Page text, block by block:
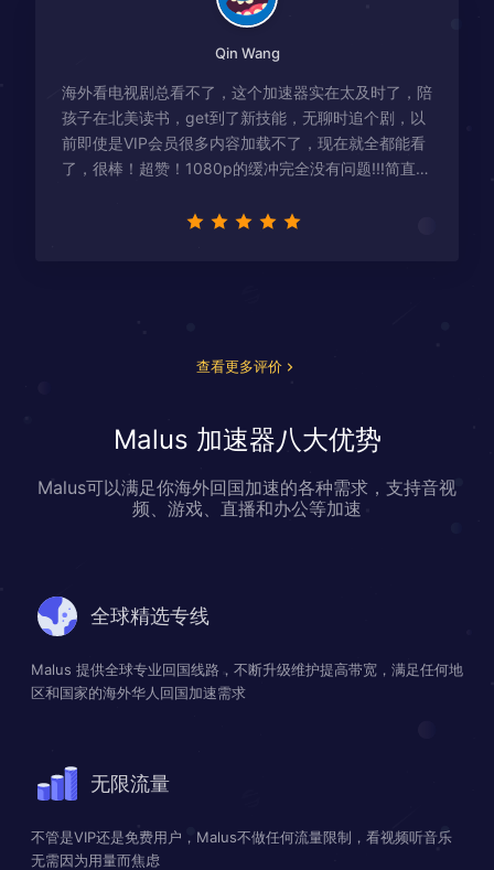
Qin Wang
海外看电视剧总看不了，这个加速器实在太及时了，陪
孩子在北美读书，get到了新技能，无聊时追个剧，以
前即使是VIP会员很多内容加载不了，现在就全都能看
了，很棒！超赞！1080p的缓冲完全没有问题!!!简直救
查看更多评价
Malus 加速器八大优势
Malus可以满足你海外回国加速的各种需求，支持音视
频、游戏、直播和办公等加速
全球精选专线
Malus 提供全球专业回国线路，不断升级维护提高带宽，满足任何地
区和国家的海外华人回国加速需求
无限流量
不管是VIP还是免费用户，Malus不做任何流量限制，看视频听音乐
无需因为用量而焦虑